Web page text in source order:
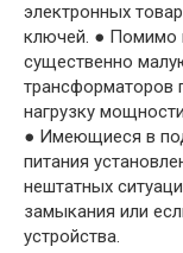
электронных
ключей. ● Помимо
существенно
трансформаторов
нагрузку
● Имеющиеся в
питания
нештатных
замыкания или
устройства.